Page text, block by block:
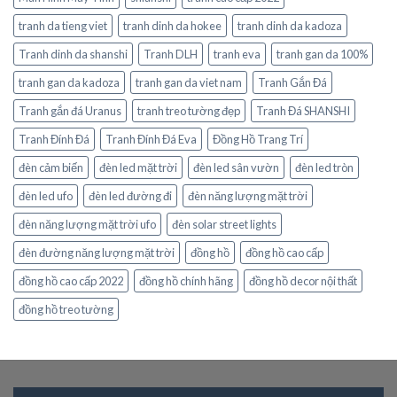
tranh da tieng viet
tranh dinh da hokee
tranh dinh da kadoza
Tranh dinh da shanshi
Tranh DLH tranh eva
tranh gan da 100%
tranh gan da kadoza
tranh gan da viet nam
Tranh Gắn Đá
Tranh gắn đá Uranus
tranh treo tường đẹp
Tranh Đá SHANSHI
Tranh Đính Đá
Tranh Đính Đá Eva
Đồng Hồ Trang Trí
đèn cảm biến
đèn led mặt trời đèn led sân vườn
đèn led tròn
đèn led ufo
đèn led đường đi
đèn năng lượng mặt trời
đèn năng lượng mặt trời ufo
đèn solar street lights
đèn đường năng lượng mặt trời
đồng hồ
đồng hồ cao cấp
đồng hồ cao cấp 2022
đồng hồ chính hãng
đồng hồ decor nội thất
đồng hồ treo tường